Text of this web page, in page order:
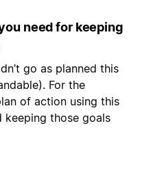
need for keeping
go as planned this
For the
of action using this
those goals